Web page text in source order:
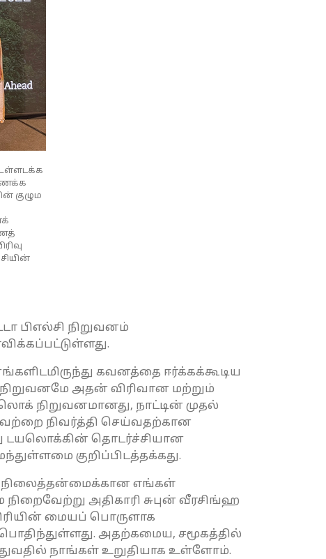
உள்ளடக்க
குழும
பிஎல்சி நிறுவனம்
கவனத்தை ஈர்க்கக்கூடிய
அதன் விரிவான மற்றும்
நிறுவனமானது, நாட்டின் முதல்
நிவர்த்தி செய்வதற்கான
டயலொக்கின் தொடர்ச்சியான
குறிப்பிடத்தக்கது.
நிலைத்தன்மைக்கான எங்கள்
அதிகாரி சுபுன் வீரசிங்ஹ
மையப் பொருளாக
அதற்கமைய, சமூகத்தில்
நாங்கள் உறுதியாக உள்ளோம்.